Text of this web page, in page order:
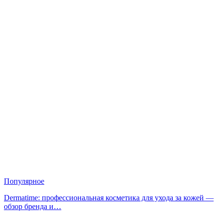
Популярное
Dermatime: профессиональная косметика для ухода за кожей —
обзор бренда и…